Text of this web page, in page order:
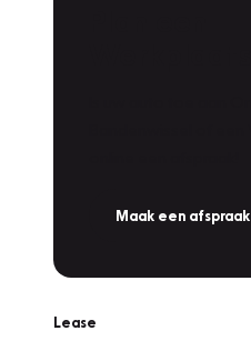
Maak een afspraak
Lease